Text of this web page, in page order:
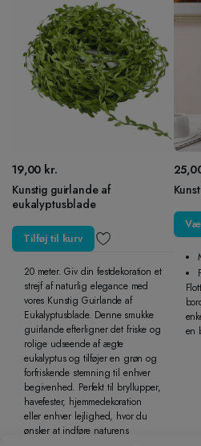
19,00 kr.
Kunstig guirlande af
eukalyptusblade
Tilføj til kurv
20 meter. Giv din festdekoration et
strejf af naturlig elegance med
vores Kunstig Guirlande af
Eukalyptusblade. Denne smukke
guirlande efterligner det friske og
rolige udseende af ægte
eukalyptus og tilføjer en grøn og
forfriskende stemning til enhver
begivenhed. Perfekt til bryllupper,
havefester, hjemmedekoration
eller enhver lejlighed, hvor du
ønsker at indføre naturens
til
en